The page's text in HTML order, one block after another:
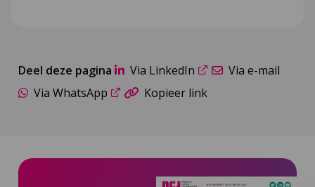
Deel deze pagina Via LinkedIn
Via e-mail
Via WhatsApp
Kopieer link